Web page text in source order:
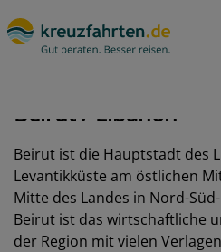
Beirut / Libanon
Beirut ist die Hauptstadt des
Levantikküste am östlichen
Mitte des Landes in Nord-
Beirut ist das wirtschaftliche
der Region mit vielen